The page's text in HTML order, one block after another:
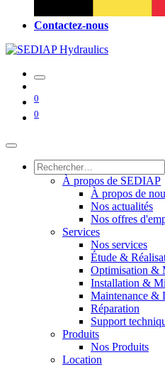
Contactez-nous
0
0
À propos de SEDIAP
À propos de
Nos actualités
Nos offres
Services
Nos services
Étude &
Optimisation &
Installation &
Maintenance &
Réparation
Support
Produits
Nos Produits
Location